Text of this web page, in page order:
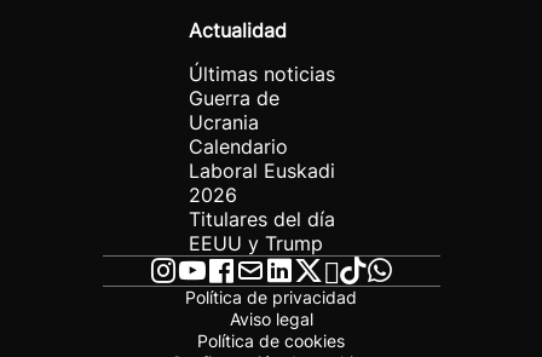
Actualidad
Últimas noticias
Guerra de
Ucrania
Calendario
Laboral Euskadi
2026
Titulares del día
EEUU y Trump
Política de privacidad
Aviso legal
Política de cookies